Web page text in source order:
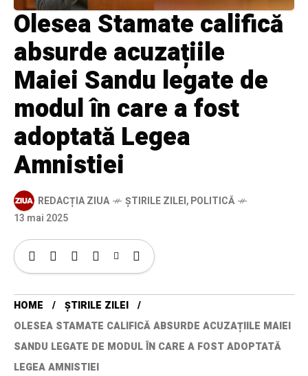
Olesea Stamate califică
absurde acuzațiile
Maiei Sandu legate de
modul în care a fost
adoptată Legea
Amnistiei
REDACȚIA ZIUA ȘTIRILE ZILEI,POLITICĂ
13 mai 2025
HOME
ȘTIRILE ZILEI
OLESEA STAMATE CALIFICĂ ABSURDE ACUZAȚIILE MAIEI
SANDU LEGATE DE MODUL ÎN CARE A FOST ADOPTATĂ
LEGEA AMNISTIEI